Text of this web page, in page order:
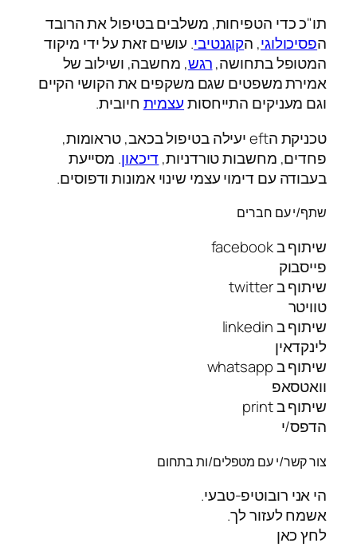
תו"כ כדי הטפיחות, משלבים בטיפול את הרובד
הפסיכולוגי, הקוגנטיבי. עושים זאת על ידי מיקוד
המטופל בתחושה,רגש, מחשבה, ושילוב של
אמירת משפטים שגם משקפים את הקושי הקיים
וגם מעניקים התייחסותעצמית חיובית.
טכניקת הeft יעילה בטיפול בכאב, טראומות,
פחדים, מחשבות טורדניות, דיכאון. מסייעת
בעבודה עם דימוי עצמי שינוי אמונות ודפוסים.
שתף/י עם חברים
שיתוף ב facebook
פייסבוק
שיתוף ב twitter
טוויטר
שיתוף ב linkedin
לינקדאין
שיתוף ב whatsapp
וואטסאפ
שיתוף ב print
הדפס/י
צור קשר/י עם מטפלים/ות בתחום
הי אני רובוטיפ-טבעי.
אשמח לעזור לך.
לחץ כאן